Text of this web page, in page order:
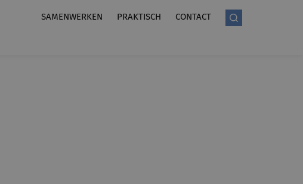
SAMENWERKEN PRAKTISCH CONTACT